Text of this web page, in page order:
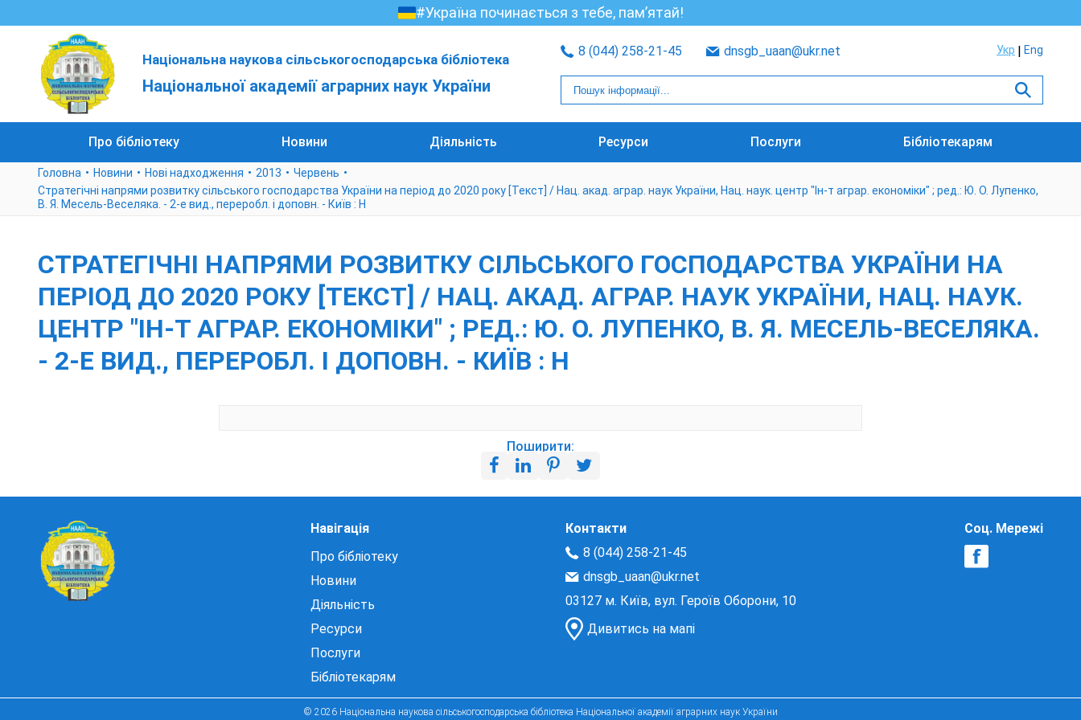
#Україна починається з тебе, пам’ятай!
Національна наукова сільськогосподарська бібліотека
Національної академії аграрних наук України
8 (044) 258-21-45 dnsgb_uaan@ukr.net Укр Eng
Про бібліотеку Новини Діяльність Ресурси Послуги Бібліотекарям
Головна Новини Нові надходження 2013
Червень
Стратегічні напрями розвитку сільського господарства України на період до 2020 року [Текст] / Нац. акад. аграр. наук України, Нац. наук. центр "Ін-т аграр. економіки" ; ред.: Ю. О. Лупенко,
В. Я. Месель-Веселяка. - 2-е вид., переробл. і доповн. - Київ : Н
СТРАТЕГІЧНІ НАПРЯМИ РОЗВИТКУ СІЛЬСЬКОГО ГОСПОДАРСТВА УКРАЇНИ НА
ПЕРІОД ДО 2020 РОКУ [ТЕКСТ] / НАЦ. АКАД. АГРАР. НАУК УКРАЇНИ, НАЦ. НАУК.
ЦЕНТР "ІН-Т АГРАР. ЕКОНОМІКИ" ; РЕД.: Ю. О. ЛУПЕНКО, В. Я. МЕСЕЛЬ-ВЕСЕЛЯКА.
- 2-Е ВИД., ПЕРЕРОБЛ. І ДОПОВН. - КИЇВ : Н
Поширити:
Навігація
Про бібліотеку
Новини
Діяльність
Ресурси
Послуги
Бібліотекарям
Контакти
8 (044) 258-21-45
dnsgb_uaan@ukr.net
03127 м. Київ, вул. Героїв Оборони, 10
Дивитись на мапі
Соц. Мережі
© 2026 Національна наукова сільськогосподарська бібліотека Національної академії аграрних наук України